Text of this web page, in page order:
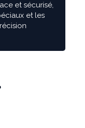
et sécurisé,
et les